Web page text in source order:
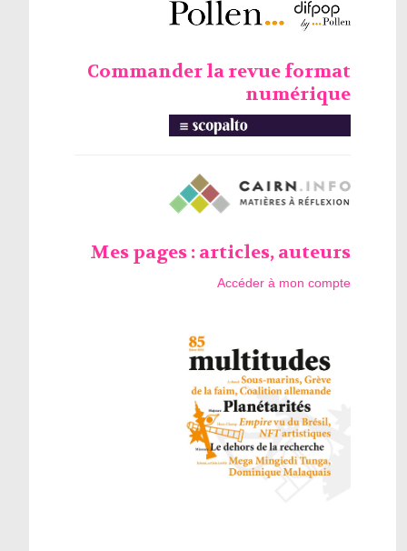
Commander la revue format
numérique
Mes pages : articles, auteurs
Accéder à mon compte